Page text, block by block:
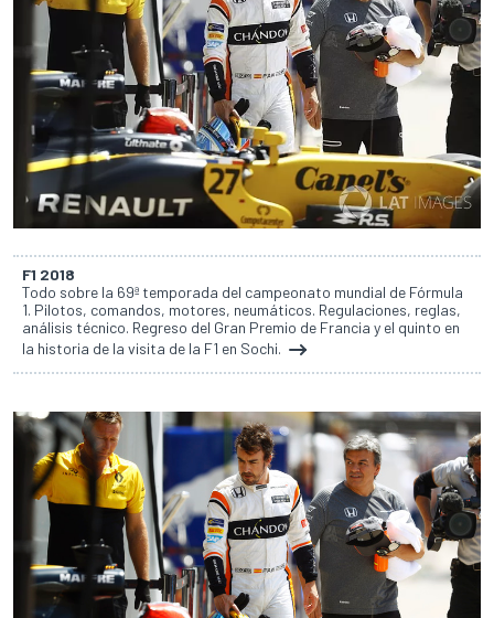
F1 2018
Todo sobre la 69ª temporada del campeonato mundial de Fórmula
1. Pilotos, comandos, motores, neumáticos. Regulaciones, reglas,
análisis técnico. Regreso del Gran Premio de Francia y el quinto en
la historia de la visita de la F1 en Sochi.